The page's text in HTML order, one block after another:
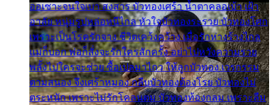
ออเซาะจนใจเบา สงสาร บัวทองเศร้า น้ำตาคลอเบ้า เฝ้า
อาลัย หนุ่มรูปหล่อหนีไกล หัวใจบัวทองระรวย บัวทองโศก
เพราะเป็นโรครักจาง ชีวิตเคว้งคว้าง เมื่อรักห่างร้างไกล
แม่ก็บอก พ่อก็สั่งจะรักใครสักครั้ง อย่าไปหวังความรวย
พลั้งไปใครจะช่วย ซื้อเปลมาไกว ให้ลูกบัวทอง เวรกรรม
ตามสนอง จึงเศร้าหมอง กลีบบัวทองต้องโรย บัวทองไม่
ตระหนัก เพราะไม่รักโคลนตม บัวทองท้องกลม เพราะลืม